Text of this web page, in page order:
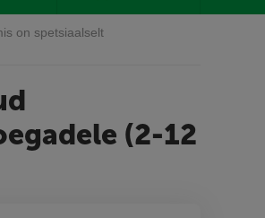
on spetsiaalselt
(2-12